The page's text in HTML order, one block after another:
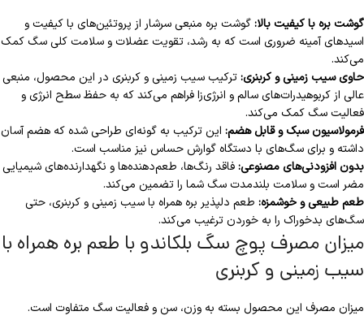
گوشت بره با کیفیت بالا:گوشت بره منبعی سرشار از پروتئین‌های با کیفیت و
اسیدهای آمینه ضروری است که به رشد، تقویت عضلات و سلامت کلی سگ کمک
می‌کند.
حاوی سیب زمینی و کربنری:ترکیب سیب زمینی و کربنری در این محصول، منبعی
عالی از کربوهیدرات‌های سالم و انرژی‌زا فراهم می‌کند که به حفظ سطح انرژی و
فعالیت سگ کمک می‌کند.
فرمولاسیون سبک و قابل هضم: این ترکیب به گونه‌ای طراحی شده که هضم آسان
داشته و برای سگ‌های با دستگاه گوارش حساس نیز مناسب است.
بدون افزودنی‌های مصنوعی:فاقد رنگ‌ها، طعم‌دهنده‌ها و نگهدارنده‌های شیمیایی
مضر است و سلامت بلندمدت سگ شما را تضمین می‌کند.
طعم طبیعی و خوشمزه: طعم دلپذیر بره همراه با سیب زمینی و کربنری، حتی
سگ‌های بدخوراک را به خوردن ترغیب می‌کند.
میزان مصرف پوچ سگ بلکاندو با طعم بره همراه با
سیب زمینی و کربنری
میزان مصرف این محصول بسته به وزن، سن و فعالیت سگ متفاوت است.